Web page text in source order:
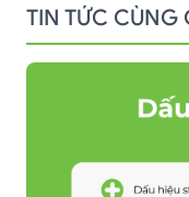
TIN TỨC CÙNG